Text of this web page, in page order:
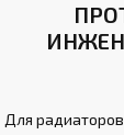
Для